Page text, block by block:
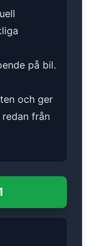
på bil.
och ger
från